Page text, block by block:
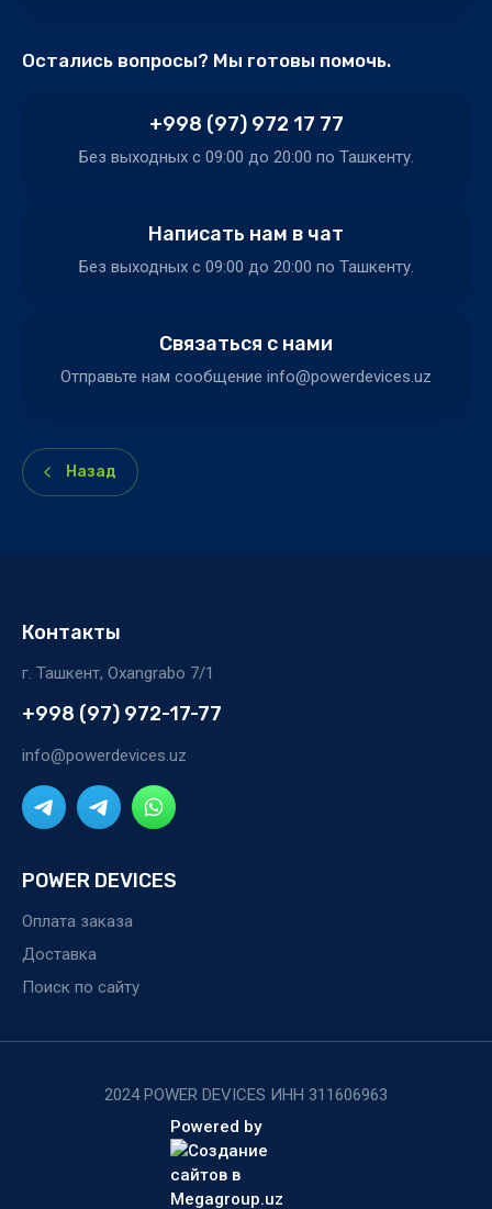
Остались вопросы? Мы готовы помочь.
+998 (97) 972 17 77
Без выходных c 09:00 до 20:00 по Ташкенту.
Написать нам в чат
Без выходных c 09:00 до 20:00 по Ташкенту.
Связаться с нами
Отправьте нам сообщение info@powerdevices.uz
Назад
Контакты
г. Ташкент, Oxangrabo 7/1
+998 (97) 972-17-77
info@powerdevices.uz
POWER DEVICES
Оплата заказа
Доставка
Поиск по сайту
2024 POWER DEVICES ИНН 311606963
Powered by